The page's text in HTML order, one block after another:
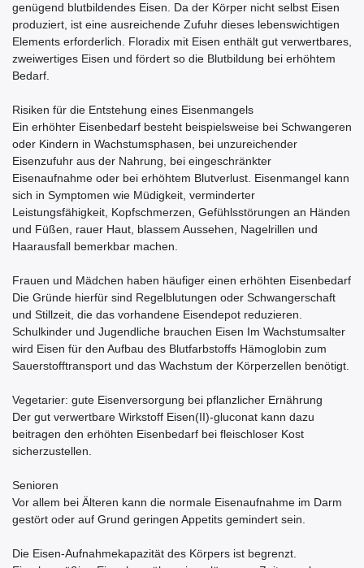
genügend blutbildendes Eisen. Da der Körper nicht selbst Eisen
produziert, ist eine ausreichende Zufuhr dieses lebenswichtigen
Elements erforderlich. Floradix mit Eisen enthält gut verwertbares,
zweiwertiges Eisen und fördert so die Blutbildung bei erhöhtem
Bedarf.
Risiken für die Entstehung eines Eisenmangels
Ein erhöhter Eisenbedarf besteht beispielsweise bei Schwangeren
oder Kindern in Wachstumsphasen, bei unzureichender
Eisenzufuhr aus der Nahrung, bei eingeschränkter
Eisenaufnahme oder bei erhöhtem Blutverlust. Eisenmangel kann
sich in Symptomen wie Müdigkeit, verminderter
Leistungsfähigkeit, Kopfschmerzen, Gefühlsstörungen an Händen
und Füßen, rauer Haut, blassem Aussehen, Nagelrillen und
Haarausfall bemerkbar machen.
Frauen und Mädchen haben häufiger einen erhöhten Eisenbedarf
Die Gründe hierfür sind Regelblutungen oder Schwangerschaft
und Stillzeit, die das vorhandene Eisendepot reduzieren.
Schulkinder und Jugendliche brauchen Eisen Im Wachstumsalter
wird Eisen für den Aufbau des Blutfarbstoffs Hämoglobin zum
Sauerstofftransport und das Wachstum der Körperzellen benötigt.
Vegetarier: gute Eisenversorgung bei pflanzlicher Ernährung
Der gut verwertbare Wirkstoff Eisen(II)-gluconat kann dazu
beitragen den erhöhten Eisenbedarf bei fleischloser Kost
sicherzustellen.
Senioren
Vor allem bei Älteren kann die normale Eisenaufnahme im Darm
gestört oder auf Grund geringen Appetits gemindert sein.
Die Eisen-Aufnahmekapazität des Körpers ist begrenzt.